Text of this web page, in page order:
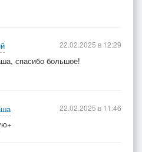
спасибо большое!
22.02.2025 в 12:29
22.02.2025 в 11:46